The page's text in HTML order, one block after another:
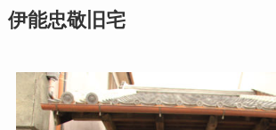
伊能忠敬旧宅